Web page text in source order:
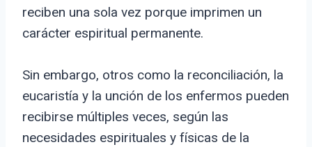
reciben una sola vez porque imprimen un
carácter espiritual permanente.
Sin embargo, otros como la reconciliación, la
eucaristía y la unción de los enfermos pueden
recibirse múltiples veces, según las
necesidades espirituales y físicas de la